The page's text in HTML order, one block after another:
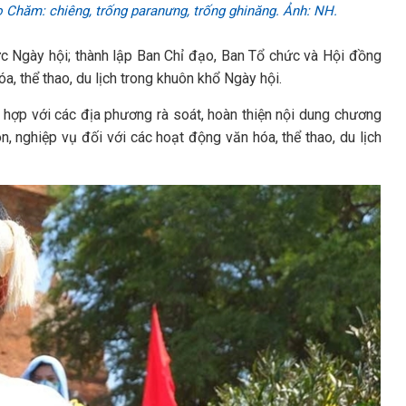
chiêng, trống paranưng, trống ghinăng. Ảnh: NH.
Ngày hội; thành lập Ban Chỉ đạo, Ban Tổ chức và Hội đồng
thể thao, du lịch trong khuôn khổ Ngày hội.
với các địa phương rà soát, hoàn thiện nội dung chương
nghiệp vụ đối với các hoạt động văn hóa, thể thao, du lịch